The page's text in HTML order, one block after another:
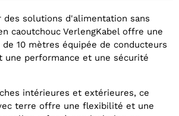
des solutions d'alimentation sans
caoutchouc VerlengKabel offre une
10 mètres équipée de conducteurs
une performance et une sécurité
intérieures et extérieures, ce
terre offre une flexibilité et une